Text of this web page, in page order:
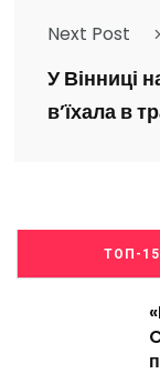
Next Post
У Вінниці
в’їхала в
ТОП-15